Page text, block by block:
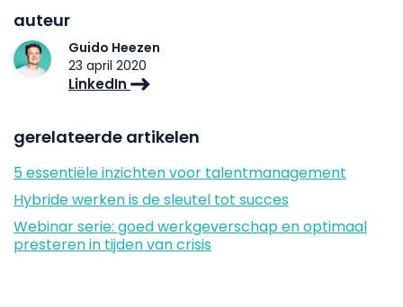
auteur
Guido Heezen
23 april 2020
LinkedIn
gerelateerde artikelen
5 essentiële inzichten voor talentmanagement
Hybride werken is de sleutel tot succes
Webinar serie: goed werkgeverschap en optimaal
presteren in tijden van crisis